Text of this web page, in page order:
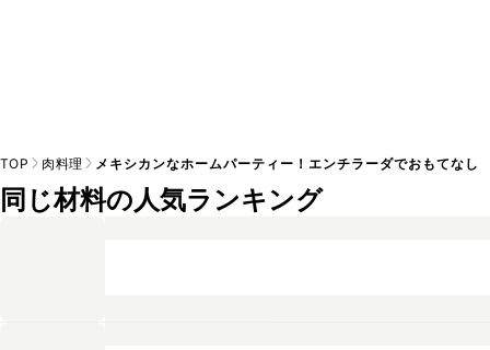
TOP 肉料理 メキシカンなホームパーティー！エンチラーダでおもてなし
同じ材料の人気ランキング